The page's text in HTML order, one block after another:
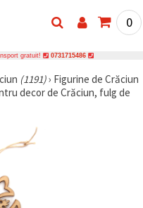
0
gratuit! 0731715486
(1191)› Figurine de Crăciun
decor de Crăciun, fulg de